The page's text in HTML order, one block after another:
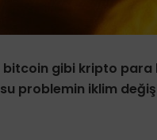
bitcoin gibi kripto
problemin iklim